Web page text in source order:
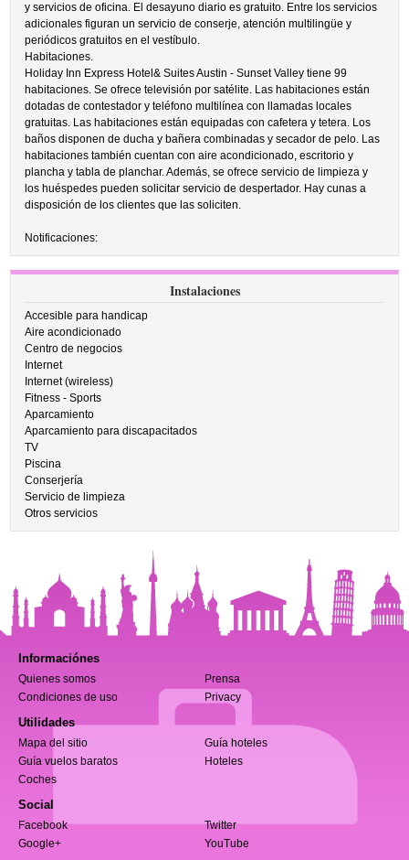
y servicios de oficina. El desayuno diario es gratuito. Entre los servicios
adicionales figuran un servicio de conserje, atención multilingüe y
periódicos gratuitos en el vestíbulo.
Habitaciones.
Holiday Inn Express Hotel& Suites Austin - Sunset Valley tiene 99
habitaciones. Se ofrece televisión por satélite. Las habitaciones están
dotadas de contestador y teléfono multilínea con llamadas locales
gratuitas. Las habitaciones están equipadas con cafetera y tetera. Los
baños disponen de ducha y bañera combinadas y secador de pelo. Las
habitaciones también cuentan con aire acondicionado, escritorio y
plancha y tabla de planchar. Además, se ofrece servicio de limpieza y
los huéspedes pueden solicitar servicio de despertador. Hay cunas a
disposición de los clientes que las soliciten.
Notificaciones:
Instalaciones
Accesible para handicap
Aire acondicionado
Centro de negocios
Internet
Internet (wireless)
Fitness - Sports
Aparcamiento
Aparcamiento para discapacitados
TV
Piscina
Conserjería
Servicio de limpieza
Otros servicios
Informaciónes
Quienes somos
Prensa
Condiciones de uso
Privacy
Utilidades
Mapa del sitio
Guía hoteles
Guía vuelos baratos
Hoteles
Coches
Social
Facebook
Twitter
Google+
YouTube